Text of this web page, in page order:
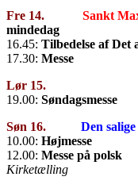
Fre 14.
Sankt
mindedag
16.45: Tilbedelse af Det
17.30: Messe
Lør 15.
19.00: Søndagsmesse
Søn 16.
Den
10.00: Højmesse
12.00: Messe på polsk
Kirketælling